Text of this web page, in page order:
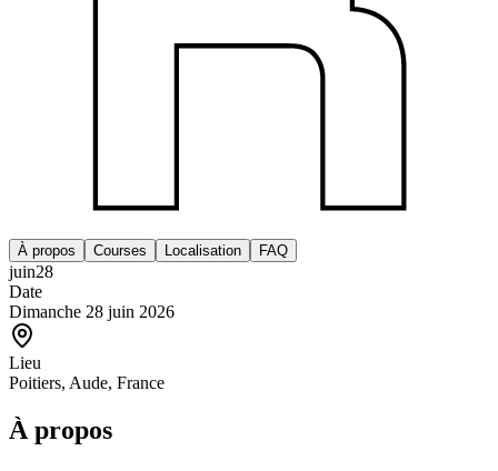
À propos Courses Localisation FAQ
juin28
Date
Dimanche 28 juin 2026
Lieu
Poitiers, Aude, France
À propos